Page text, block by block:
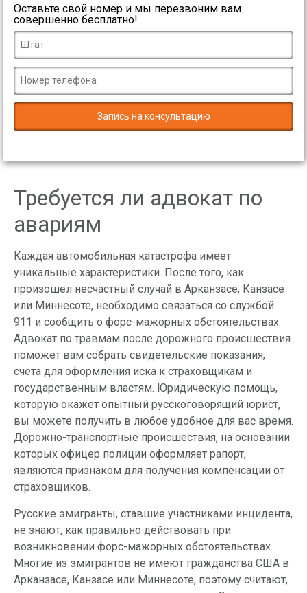
Оставьте свой номер и мы перезвоним вам
совершенно бесплатно!
Требуется ли адвокат по
авариям
Каждая автомобильная катастрофа имеет
уникальные характеристики. После того, как
произошел несчастный случай в Арканзасе, Канзасе
или Миннесоте, необходимо связаться со службой
911 и сообщить о форс-мажорных обстоятельствах.
Адвокат по травмам после дорожного происшествия
поможет вам собрать свидетельские показания,
счета для оформления иска к страховщикам и
государственным властям. Юридическую помощь,
которую окажет опытный русскоговорящий юрист,
вы можете получить в любое удобное для вас время.
Дорожно-транспортные происшествия, на основании
которых офицер полиции оформляет рапорт,
являются признаком для получения компенсации от
страховщиков.
Русские эмигранты, ставшие участниками инцидента,
не знают, как правильно действовать при
возникновении форс-мажорных обстоятельствах.
Многие из эмигрантов не имеют гражданства США в
Арканзасе, Канзасе или Миннесоте, поэтому считают,